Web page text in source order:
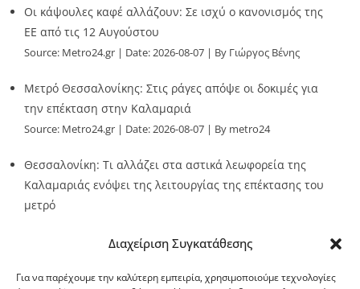
Διαχείριση Συγκατάθεσης
Για να παρέχουμε την καλύτερη εμπειρία, χρησιμοποιούμε τεχνολογίες
Οι κάψουλες καφέ αλλάζουν: Σε ισχύ ο κανονισμός της
ΕΕ από τις 12 Αυγούστου
Source: Metro24.gr Date: 2026-08-07 By Γιώργος Βένης
Μετρό Θεσσαλονίκης: Στις ράγες απόψε οι δοκιμές για
την επέκταση στην Καλαμαριά
Source: Metro24.gr Date: 2026-08-07 By metro24
Θεσσαλονίκη: Τι αλλάζει στα αστικά λεωφορεία της
Καλαμαριάς ενόψει της λειτουργίας της επέκτασης του
μετρό